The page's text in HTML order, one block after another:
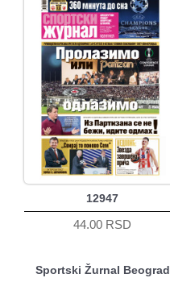
12947
44.00 RSD
Sportski Žurnal Beograd